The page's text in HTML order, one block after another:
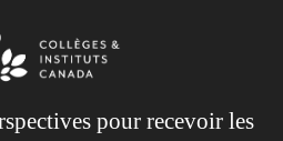
pour recevoir les